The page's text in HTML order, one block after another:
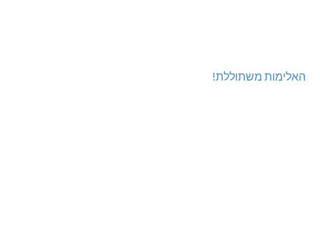
האלימות משתוללת!